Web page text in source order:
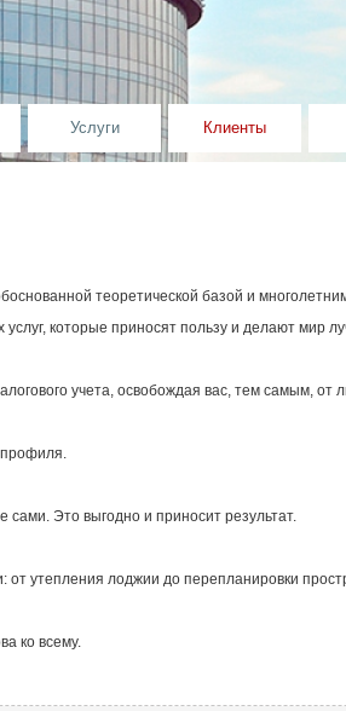
Услуги Клиенты
теоретической базой и
которые приносят пользу и делают мир
учета, освобождая вас, тем самым, от
профиля.
Это выгодно и приносит результат.
утепления лоджии до перепланировки
ко всему.